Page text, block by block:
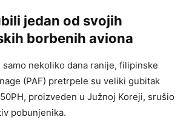
jedan od svojih
borbenih aviona
samo nekoliko dana ranije, filipinske
(PAF) pretrpele su veliki gubitak
proizveden u Južnoj Koreji, srušio
pobunjenika.